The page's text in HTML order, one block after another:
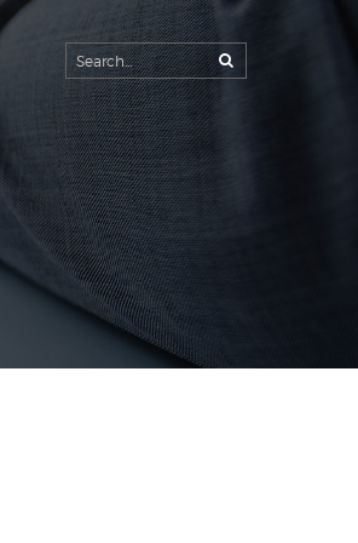
首頁
公司簡介
生產工廠
產品內容
客製規格
最新消息
聯繫我們